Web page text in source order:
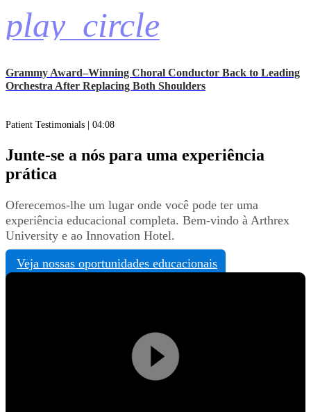
play_circle
Grammy Award–Winning Choral Conductor Back to Leading
Orchestra After Replacing Both Shoulders
Patient Testimonials | 04:08
Junte-se a nós para uma experiência
prática
Oferecemos-lhe um lugar onde você pode ter uma
experiência educacional completa. Bem-vindo à Arthrex
University e ao Innovation Hotel.
Veja nossas oportunidades educacionais
Play